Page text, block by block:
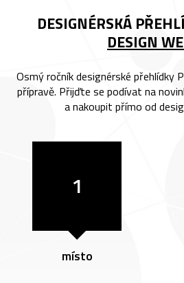
DESIGNÉRSKÁ
DESIGN
Osmý ročník designérské přehlídky
přípravě. Přijďte se podívat na
a nakoupit přímo od
1
místo